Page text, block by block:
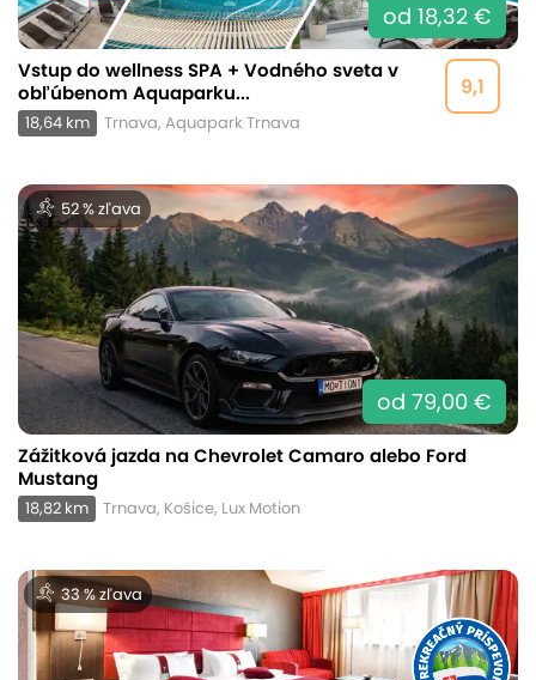
od 18,32 €
9,1
Vstup do wellness SPA + Vodného sveta v
obľúbenom Aquaparku...
18,64 km Trnava, Aquapark Trnava
52 % zľava
od 79,00 €
Zážitková jazda na Chevrolet Camaro alebo Ford
Mustang
18,82 km Trnava, Košice, Lux Motion
33 % zľava